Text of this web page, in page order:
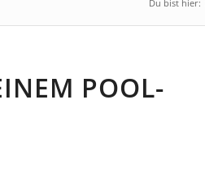
Du bist hier:
POOL-